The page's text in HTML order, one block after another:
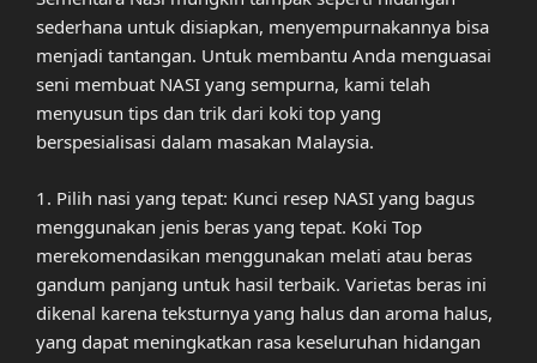
sederhana untuk disiapkan, menyempurnakannya bisa
menjadi tantangan. Untuk membantu Anda menguasai
seni membuat NASI yang sempurna, kami telah
menyusun tips dan trik dari koki top yang
berspesialisasi dalam masakan Malaysia.
1. Pilih nasi yang tepat: Kunci resep NASI yang bagus
menggunakan jenis beras yang tepat. Koki Top
merekomendasikan menggunakan melati atau beras
gandum panjang untuk hasil terbaik. Varietas beras ini
dikenal karena teksturnya yang halus dan aroma halus,
yang dapat meningkatkan rasa keseluruhan hidangan